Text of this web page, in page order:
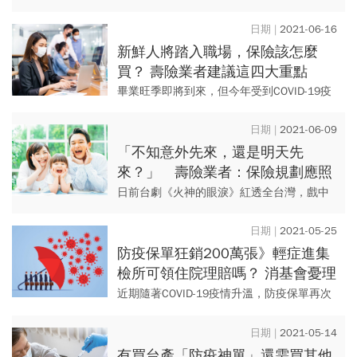
打後，預期未來待疫苗陸續到位，將開始大
規模施打，但打完疫...
2021-06-16
新鮮人將踏入職場，保險該怎麼
買？ 壽險業者建議這四大重點
畢業旺季即將到來，但今年受到COVID-19疫
間造成衝擊。 據人力銀行調查，今年約9成
應屆畢業生...
2021-06-09
「不知意外先來，還是明天先
來？」 壽險業者：保險規劃應照
年齡層這樣買
日前台劇《火神的眼淚》紅透全台灣，戲中
共鳴，也開始思考「不知明天先來，還是意
外先來」，若不幸意外降臨，...
2021-05-25
防疫保單狂銷200萬張》輕症進集
檢所可領住院理賠嗎？ 消基會憂理
賠爭議 業者這樣說…
近期隨著COVID-19疫情升溫，防疫保單再次
年5月17日為止，整體產險業防疫保單新契約
件數高達289...
2021-05-14